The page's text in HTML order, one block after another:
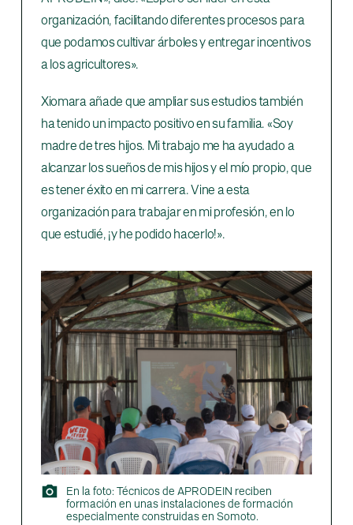
organización, facilitando diferentes procesos para
que podamos cultivar árboles y entregar incentivos
a los agricultores».
Xiomara añade que ampliar sus estudios también
ha tenido un impacto positivo en su familia. «Soy
madre de tres hijos. Mi trabajo me ha ayudado a
alcanzar los sueños de mis hijos y el mío propio, que
es tener éxito en mi carrera. Vine a esta
organización para trabajar en mi profesión, en lo
que estudié, ¡y he podido hacerlo!».
En la foto: Técnicos de APRODEIN reciben
formación en unas instalaciones de formación
especialmente construidas en Somoto.